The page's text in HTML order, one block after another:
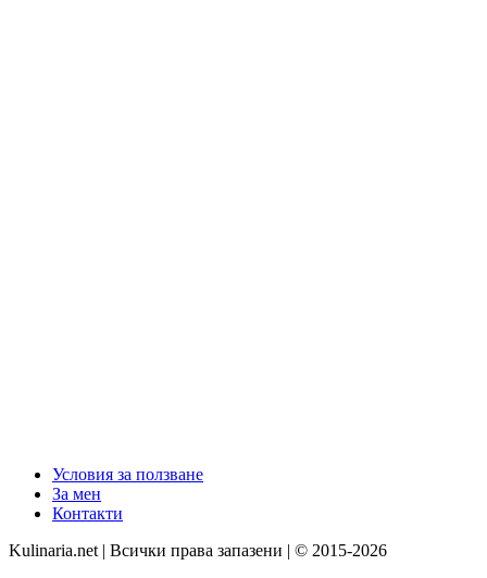
Условия за ползване
За мен
Контакти
Kulinaria.net | Всички права запазени | © 2015-2026